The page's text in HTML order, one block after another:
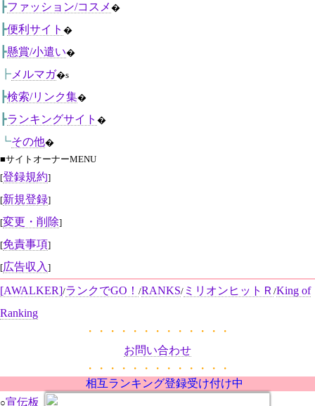
┣ファッション/コスメ �
┣便利サイト �
┣懸賞/小遣い�
┣ メルマガ�s
┣検索/リンク集�
┣ランキングサイト �
┗その他�
■サイトオーナーMENU
[登録規約]
[新規登録]
[変更・削除]
[免責事項]
[広告収入 ]
[AWALKER]/ランクでGO！ /RANKS/ ミリオンヒットＲ /King of
Ranking
・・・・・・・・・・・・・
お問い合わせ
・・・・・・・・・・・・・
相互ランキング登録受け付け中
○宣伝板